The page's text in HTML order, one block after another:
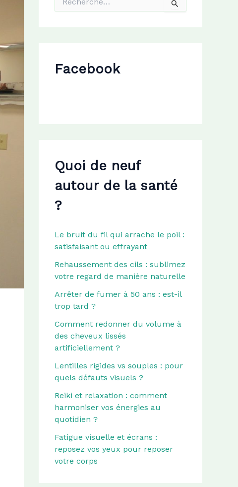
h
eFacebook
Quoi de neuf
autour de la santé
?
Le bruit du fil qui arrache le poil :
satisfaisant ou effrayant
Rehaussement des cils : sublimez
votre regard de manière naturelle
Arrêter de fumer à 50 ans : est-il
trop tard ?
Comment redonner du volume à
des cheveux lissés
artificiellement ?
Lentilles rigides vs souples : pour
quels défauts visuels ?
Reiki et relaxation : comment
harmoniser vos énergies au
quotidien ?
Fatigue visuelle et écrans :
reposez vos yeux pour reposer
votre corps